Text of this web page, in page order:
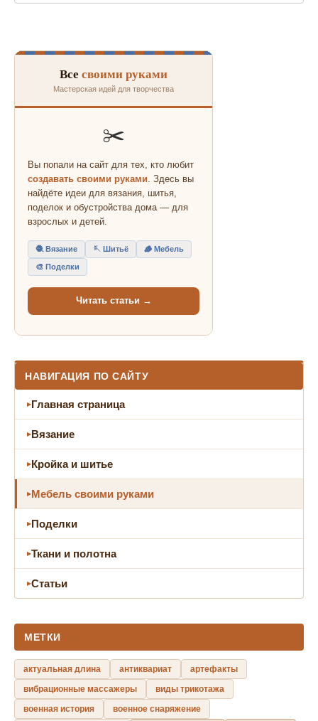
Все своими руками
Мастерская идей для творчества
✂️
Вы попали на сайт для тех, кто любит
создавать своими руками. Здесь вы
найдёте идеи для вязания, шитья,
поделок и обустройства дома — для
взрослых и детей.
🧶 Вязание 🪡 Шитьё 🪵 Мебель
🎨 Поделки
Читать статьи →
НАВИГАЦИЯ ПО САЙТУ
Главная страница
Вязание
Кройка и шитье
Мебель своими руками
Поделки
Ткани и полотна
Статьи
МЕТКИ
актуальная длина антиквариат
артефакты
вибрационные массажеры
виды трикотажа
военная история
военное снаряжение